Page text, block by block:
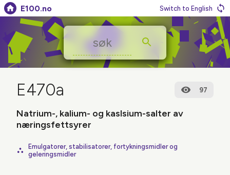
E100.no Switch to English
E470a 97
Natrium-, kalium- og kaslsium-salter av
næringsfettsyrer
Emulgatorer, stabilisatorer, fortykningsmidler og
geleringsmidler